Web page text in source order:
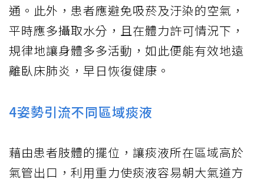
通。此外，患者應避免吸菸及汙染的空氣，
平時應多攝取水分，且在體力許可情況下，
規律地讓身體多多活動，如此便能有效地遠
離臥床肺炎，早日恢復健康。
4姿勢引流不同區域痰液
藉由患者肢體的擺位，讓痰液所在區域高於
氣管出口，利用重力使痰液容易朝大氣道方